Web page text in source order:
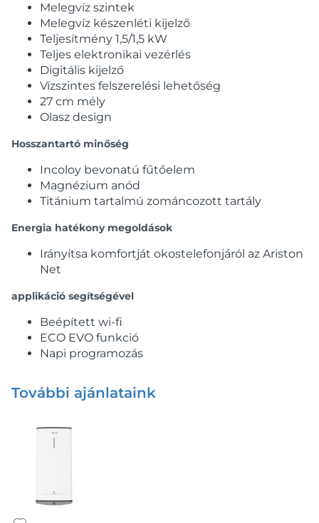
Melegvíz szintek
Melegvíz készenléti kijelző
Teljesítmény 1,5/1,5 kW
Teljes elektronikai vezérlés
Digitális kijelző
Vízszintes felszerelési lehetőség
27 cm mély
Olasz design
Hosszantartó minőség
Incoloy bevonatú fűtőelem
Magnézium anód
Titánium tartalmú zománcozott tartály
Energia hatékony megoldások
Irányítsa komfortját okostelefonjáról az Ariston
Net
applikáció segítségével
Beépített wi-fi
ECO EVO funkció
Napi programozás
További ajánlataink